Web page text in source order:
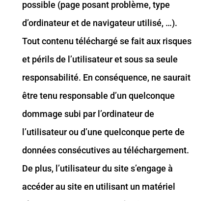
possible (page posant problème, type
d’ordinateur et de navigateur utilisé, …).
Tout contenu téléchargé se fait aux risques
et périls de l’utilisateur et sous sa seule
responsabilité. En conséquence, ne saurait
être tenu responsable d’un quelconque
dommage subi par l’ordinateur de
l’utilisateur ou d’une quelconque perte de
données consécutives au téléchargement.
De plus, l’utilisateur du site s’engage à
accéder au site en utilisant un matériel